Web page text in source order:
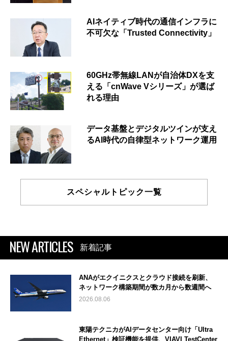
AIネイティブ時代の通信インフラに
不可欠な「Trusted Connectivity」
60GHz帯無線LANが自治体DXを支
える「cnWave Vシリーズ」が選ば
れる理由
データ基盤とデジタルツインが支え
るAI時代の自律型ネットワーク運用
スペシャルトピック一覧
NEW ARTICLES 新着記事
ANAがエクイニクスとクラウド接続を刷新、
ネットワーク構築期間が数カ月から数週間へ
2026.08.06
東陽テクニカがAIデータセンター向け「Ultra
Ethernet」検証機能を提供、VIAVI TestCenter